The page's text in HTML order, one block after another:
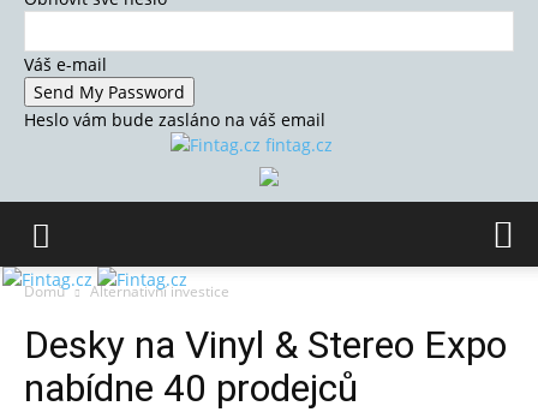
Váš e-mail
Heslo vám bude zasláno na váš email
fintag.cz
Domů Alternativní investice
Desky na Vinyl & Stereo Expo
nabídne 40 prodejců